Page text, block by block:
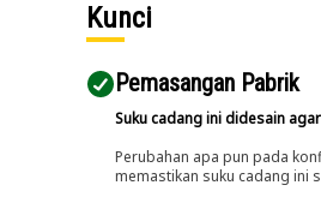
Kunci
Pemasangan Pabrik
Suku cadang ini didesain
Perubahan apa pun pada
memastikan suku cadang ini